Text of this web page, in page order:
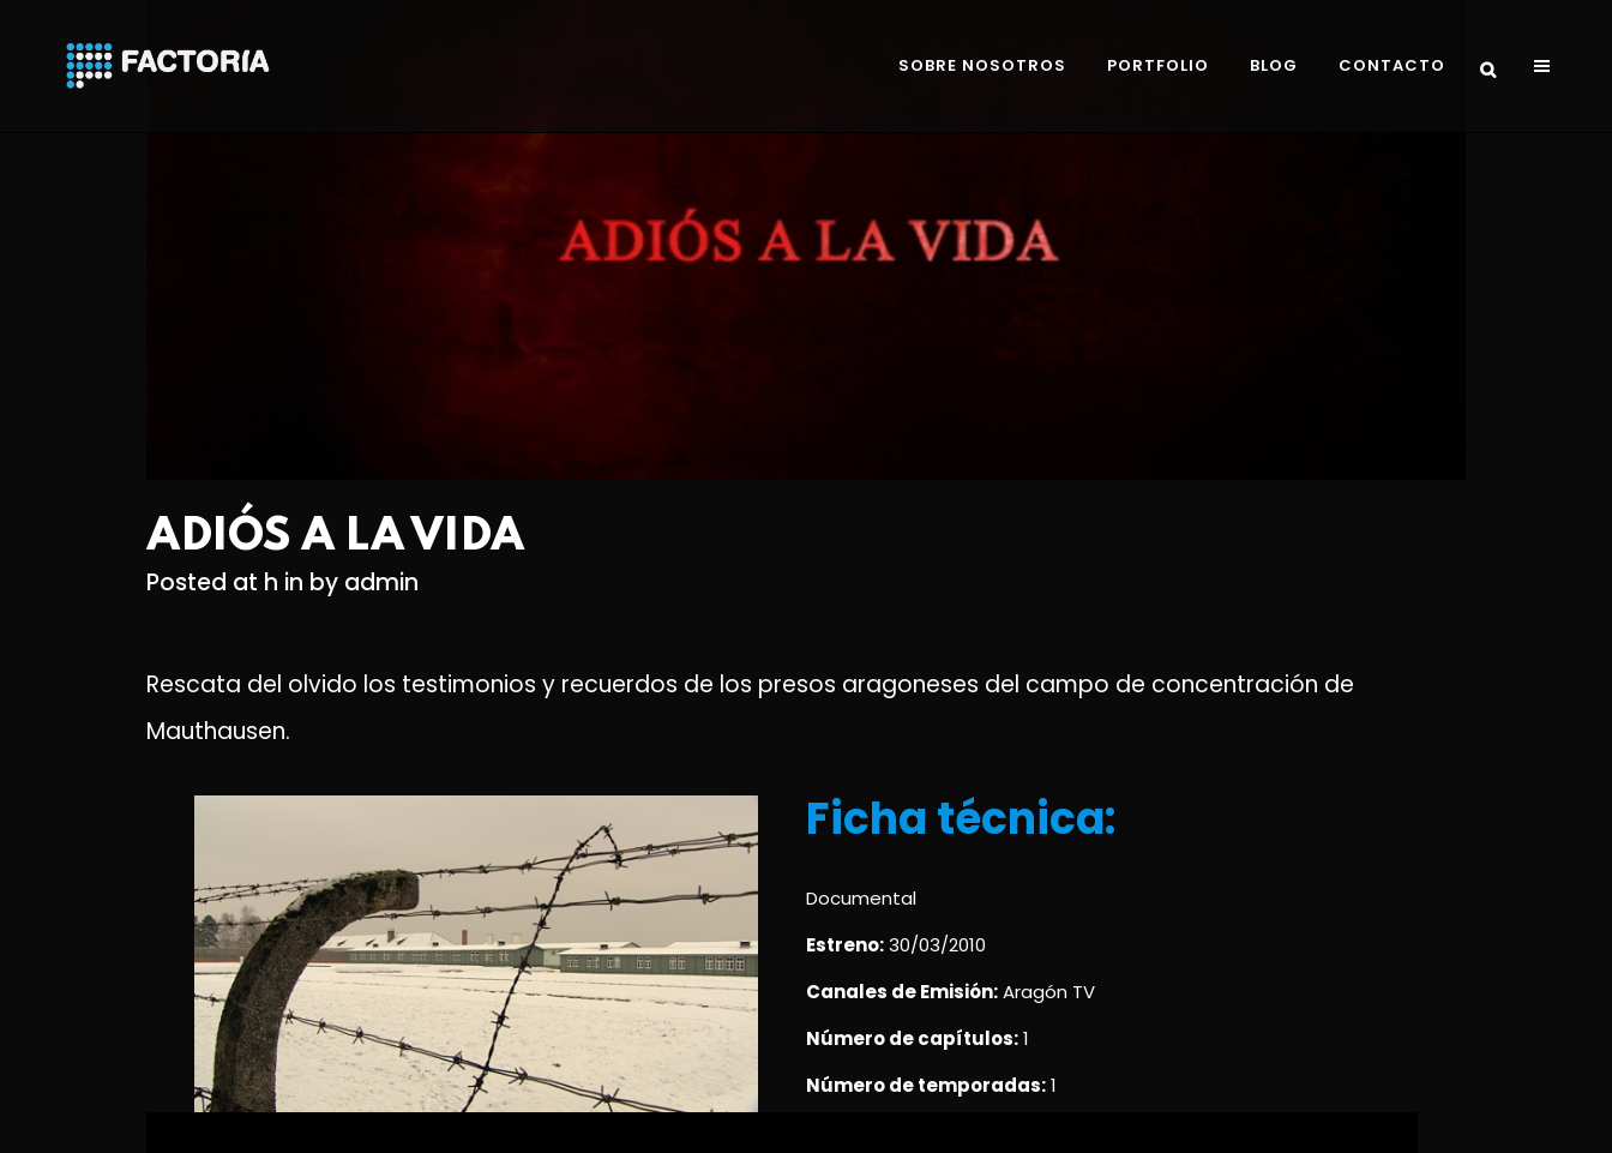
SOBRE NOSOTROS PORTFOLIO BLOG CONTACTO
ADIÓS A LA VIDA
Posted at h in by admin
Rescata del olvido los testimonios y recuerdos de los presos aragoneses del campo de concentración de
Mauthausen.
Ficha técnica:
Documental
Estreno:30/03/2010
Canales de Emisión:Aragón TV
Número de capítulos:1
Número de temporadas:1